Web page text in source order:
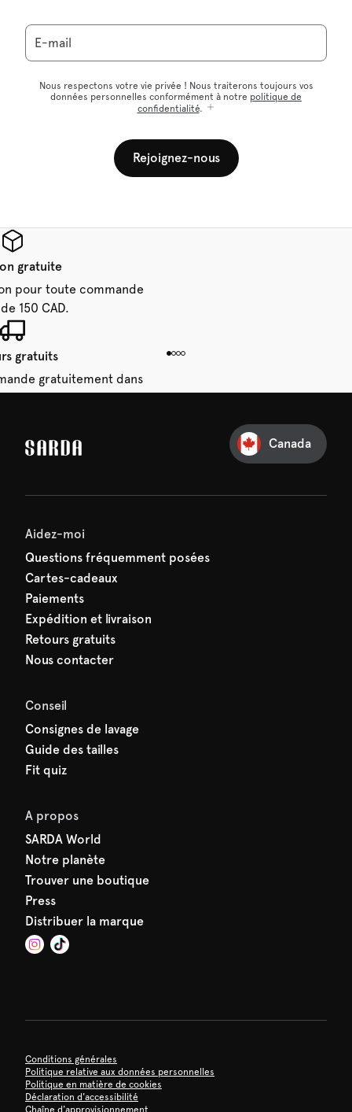
E-mail
Nous respectons votre vie privée ! Nous traiterons toujours vos
données personnelles conformément à notre politique de
confidentialité.
Rejoignez-nous
gratuite
pour toute commande
150 CAD.
gratuits
gratuitement dans
jours.
commande
Canada
Aidez-moi
Questions fréquemment posées
Cartes-cadeaux
Paiements
Expédition et livraison
Retours gratuits
Nous contacter
Conseil
Consignes de lavage
Guide des tailles
Fit quiz
A propos
SARDA World
Notre planète
Trouver une boutique
Press
Distribuer la marque
Conditions générales
Politique relative aux données personnelles
Politique en matière de cookies
Déclaration d'accessibilité
Chaîne d'approvisionnement